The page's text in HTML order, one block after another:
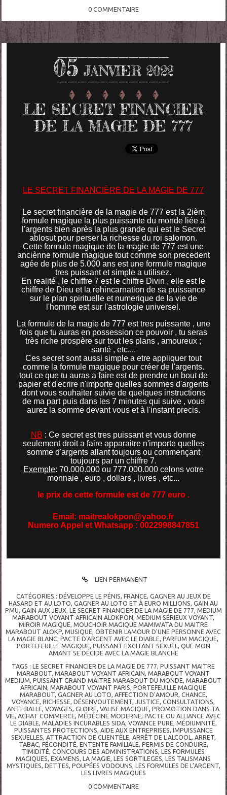
0 COMMENTAIRE
05 JANVIER 2022
LE SECRET FINANCIER
DE LA MAGIE DE 777
LE SECRET FINANCIÈRE DE LA MAGIE DE 777
Le secret financière de la magie de 777 est la 2ièm
formule magique la plus puissante du monde liée à
l'argents bien après la plus grande qui est le Secret
ablosut pour perser la richesse du roi salomon.
Cette formule magique de la magie de 777 est une
anciènne formule magique tout comme son precedent
agée de plus de 5.000 ans est une formule magique
tres puissant et simple a utilisez.
En realité , le chiffre 7 est le chiffre Divin , elle est le
chiffre de Dieu et la rehincarnation de sa puissance
sur le plan spirituelle et numerique de la vie de
l'homme est sur l'astrologie universel.
La formule de la magie de 777 est tres puissante , une
fois que tu auras en possession ce pouvoir , tu seras
très riche prospère sur tout les plans , amoureux ;
santé , etc....
Ces secret sont aussi simple a etre appliquer tout
comme la formule magique pour créer de l'argents.
tout ce que tu auras a faire est de prendre un bout de
papier et d'ecrire n'importe quelles sommes d'argents
dont vous souhaiter suivie de quelques instructions
de ma part puis dans les 7 minutes qui suive , vous
aurez la somme devant vous et à l'instant precis.
NB : Ce secret est tres puissant et vous donne
seulement droit a faire apparaitre n'importe quelles
somme d'argents allant toujours ou commençant
toujours par un chiffre 7.
Exemple: 70.000.000 ou 777.000.000 celons votre
monnaie , euro , dollars , livres , etc...
le prix de cette formule est de 777 euro .
Email: maitrealokpon@yahoo.fr
Numero Appel et Whatsapp : 0022998847851
LIEN PERMANENT
CATÉGORIES : DÉVELOPPE LE PÉNIS FRANCE GAGNER AU JEUX DE
HASARD ET AU LOTO ,GAGNER AU LOTO ET À EURO MILLIONS ,GAIN AU
PMU GAIN AUX JEUX, LE SECRET FINANCIER DE LA MAGIE DE 777 MEDIUM
MARABOUT VOYANT AFRICAIN ALOKPON ,MEDIUM SÉRIEUX VOYANT
MIROIR MAGIQUE ,MOUCHOIR MAGIQUE MAMIWATA DU MAITRE
MARABOUT ALOKP ,MUSIQUE ,OBTENIR L'AMOUR D'UNE PERSONNE AVEC
LA MAGIE BLANC ,PACTE D'ARGENT AVEC LE DIABLE ,PARFUM MAGIQUE
PORTEFEUILLE MAGIQUE PUISSANT EXCITANT SEXUEL
QUE MON
AMANT SE DÉCIDE AVEC LA MAGIE BLANCHE
TAGS :LE SECRET FINANCIER DE LA MAGIE DE 777,PUISSANT MAITRE
MARABOUT,MARABOUT VOYANT AFRICAIN,MARABOUT VOYANT
MEDIUM,PUISSANT GRAND MAITRE MARABOUT DU MONDE,MARABOUT
AFRICAIN,MARABOUT VOYANT PARIS,PORTEFEUILLE MAGIQUE
MARABOUT, GAGNER AU LOTO, AFFECTION D’AMOUR, CHANCE,
VOYANCE,RICHESSE,DÉSENVOUTEMENT,JUSTICE,CONSULTATIONS,
ANTI-BALLE,VOYAGES,GLOIRE,VALISE MAGIQUE,PROMOTION DANS TA
VIE,ACHAT COMMERCE,MÉDÉCINE MODERNE,PACTE OU ALLIANCE AVEC
LE DIABLE, MALADIES INCURABLES SIDA, VOYANCE PURE, MÉDIUMNITÉ,
PUISSANTES PROTECTIONS, AIDE AUX ENTREPRISES, IMPUISSANCE
SEXUELLES, ATTRACTION DE CLIENTÈLE, ARRÊT DE L’ALCOOL , ARRET,
TABAC, FÉCONDITÉ, ENTENTE FAMILIALE, PERMIS DE CONDUIRE,
TIMIDITÉ,CONCOURS DES ADMINISTRATIONS,LES FORMULES
MAGIQUES,EXAMENS,LA MAGIE,LES SORTILEGES,LES TALISMANS
MYSTIQUES, DETTES, POUPÉES VODOUNS, LES FORMULES DE L’ARGENT,
LES LIVRES MAGIQUES
0 COMMENTAIRE